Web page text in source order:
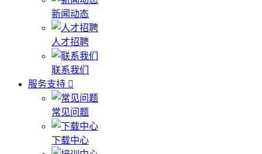
新闻动态
人才招聘
联系我们
服务支持
常见问题
下载中心